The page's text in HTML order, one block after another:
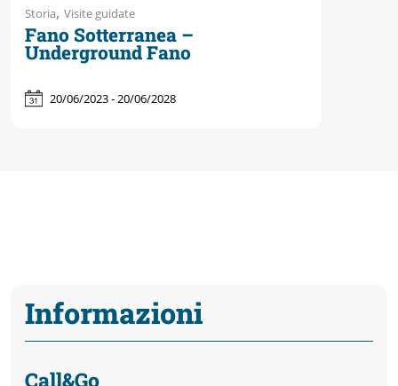
Storia, Visite guidate
Fano Sotterranea –
Underground Fano
20/06/2023 - 20/06/2028
Informazioni
Call&Go